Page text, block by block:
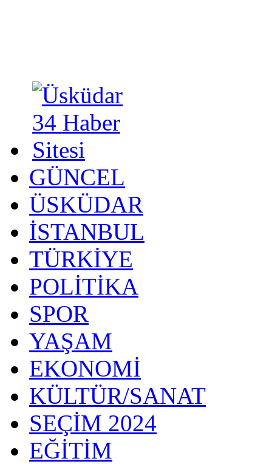
GÜNCEL
ÜSKÜDAR
İSTANBUL
TÜRKİYE
POLİTİKA
SPOR
YAŞAM
EKONOMİ
KÜLTÜR/SANAT
SEÇİM 2024
EĞİTİM